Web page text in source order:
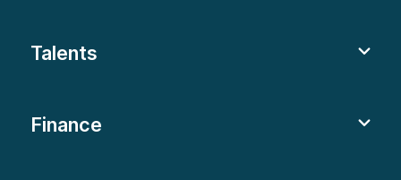
Talents
Finance